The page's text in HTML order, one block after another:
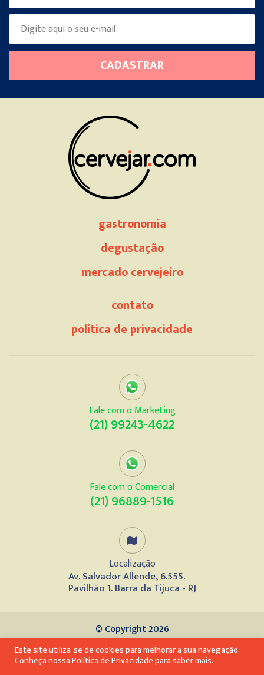
this
field
CADASTRAR
gastronomia
degustação
mercado cervejeiro
contato
política de privacidade
Fale com o Marketing
(21) 99243-4622
Fale com o Comercial
(21) 96889-1516
Localização
Av. Salvador Allende, 6.555.
Pavilhão 1. Barra da Tijuca - RJ
© Copyright 2026
Desenvolvido por
Este site utiliza-se de cookies para melhorar a sua navegação.
Conheça nossaPolítica de Privacidadepara saber mais.